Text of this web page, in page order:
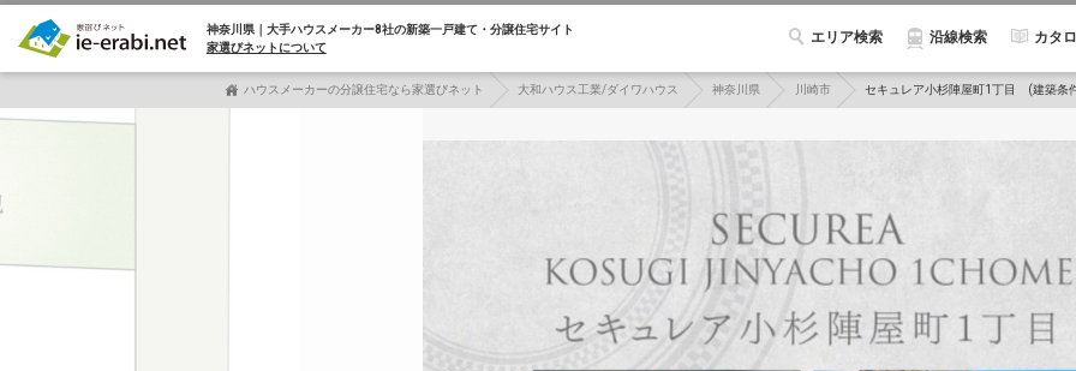
神奈川県｜大手ハウスメーカー8社の新築一戸建て・分譲住宅サイト
家選びネットについて
エリア検索 沿線検索 カタ
ハウスメーカーの分譲住宅なら家選びネット 大和ハウス工業/ダイワハウス 神奈川県 川崎市 セキュレア小杉陣屋町1丁目 (建築条